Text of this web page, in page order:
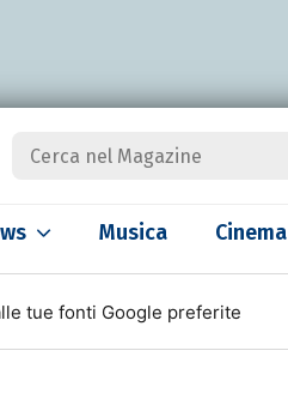
Musica Cinema
tue fonti Google preferite